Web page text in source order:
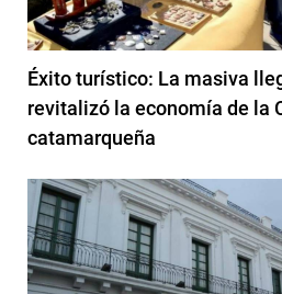
Éxito turístico: La masiva
revitalizó la economía de la
catamarqueña